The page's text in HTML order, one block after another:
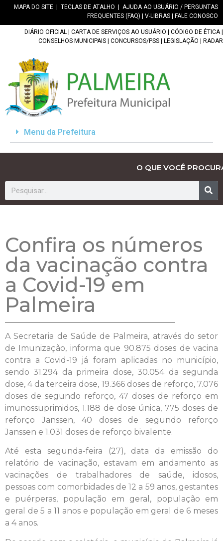
MAPA DO SITE TECLAS DE ATALHO
AJUDA AO USUÁRIO / PERGUNTAS
FREQUENTES (FAQ)
V-LIBRAS FALE CONOSCO
DIÁRIO OFICIAL CARTA DE SERVIÇOS AO USUÁRIO CÓDIGO DE ÉTICA|
CONSELHOS MUNICIPAIS
CONCURSOS/PSS LEGISLAÇÃO RADAR
Menu da Prefeitura
O QUE VOCÊ
Confira os números
da vacinação contra
a Covid-19 em
Palmeira
A Secretaria de Saúde de Palmeira, através do setor
de Imunização, informa que 90.875 doses de vacina
contra a Covid-19 já foram aplicadas no município,
sendo 31.294 da primeira dose, 30.054 da segunda
dose, 4 da terceira dose, 19.366 doses de reforço, 7.076
doses de segundo reforço, 47 doses de reforço em
imunossuprimidos, 1.188 de dose única, 775 doses de
reforço Janssen, 40 doses de segundo reforço
Janssen e 1.031 doses de reforço bivalente.
Até esta segunda-feira (27), data da emissão do
relatório de vacinação, estavam em andamento as
vacinações de trabalhadores de saúde, idosos,
pessoas com comorbidades de 12 a 59 anos, gestantes
e puérperas, população em geral, população em
geral de 5 a 11 anos e população em geral de 6 meses
a 4 anos.